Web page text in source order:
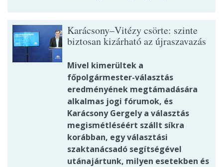
Karácsony–Vitézy csörte: szinte
biztosan kizárható az újraszavazás
Mivel kimerültek a
főpolgármester-választás
eredményének megtámadására
alkalmas jogi fórumok, és
Karácsony Gergely a választás
megismétléséért szállt síkra
korábban, egy választási
szaktanácsadó segítségével
utánajártunk, milyen esetekben és